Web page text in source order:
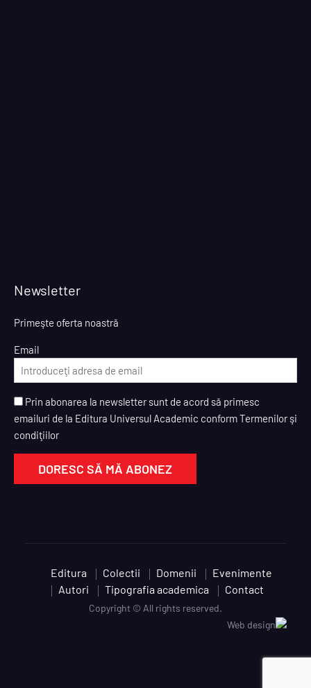
Newsletter
Primeşte oferta noastră
Email
Prin abonarea la newsletter sunt de acord să primesc
emailuri de la Editura Universul Academic conform Termenilor şi
condiţiilor
Editura Colectii Domenii
Evenimente
Autori
Tipografia academica Contact
Copyright © All rights reserved.
Web design